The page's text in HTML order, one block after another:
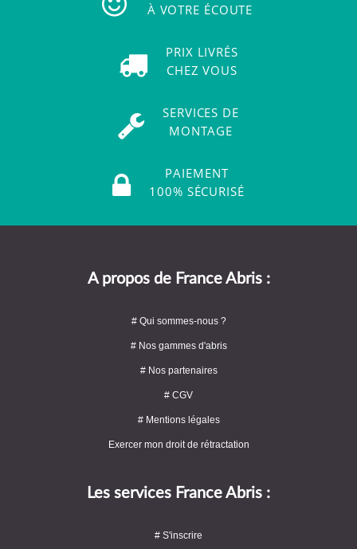
À VOTRE ÉCOUTE
PRIX LIVRÉS
CHEZ VOUS
SERVICES DE
MONTAGE
PAIEMENT
100% SÉCURISÉ
A propos de France Abris :
# Qui sommes-nous ?
# Nos gammes d'abris
# Nos partenaires
# CGV
# Mentions légales
Exercer mon droit de rétractation
Les services France Abris :
# S'inscrire